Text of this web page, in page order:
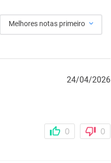
Melhores notas primeiro
24/04/2026
0 0